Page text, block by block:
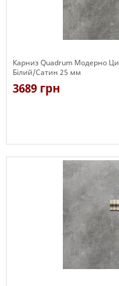
Карниз Quadrum Модерно
Білий/Сатин 25 мм
3689 грн